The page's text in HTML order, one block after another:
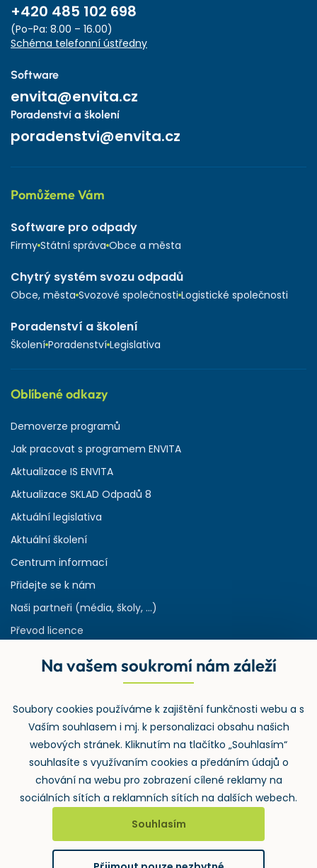
+420 485 102 698
(Po-Pa: 8.00 – 16.00)
Schéma telefonní ústředny
Software
envita@envita.cz
Poradenství a školení
poradenstvi@envita.cz
Pomůžeme Vám
Software pro odpady
Firmy Státní správa Obce a města
Chytrý systém svozu odpadů
Obce, města Svozové společnosti Logistické společnosti
Poradenství a školení
Školení Poradenství Legislativa
Oblíbené odkazy
Demoverze programů
Jak pracovat s programem ENVITA
Aktualizace IS ENVITA
Aktualizace SKLAD Odpadů 8
Aktuální legislativa
Aktuální školení
Centrum informací
Přidejte se k nám
Naši partneři (média, školy, ...)
Převod licence
Rejstřík používaných zkratek v odpadech
Zpětný odběr
Wolters Kluwer ČR, a.s., U nákladového nádraží 3265/10,
130 00 Praha 3 – Strašnice
Na vašem soukromí nám záleží
Soubory cookies používáme k zajištění funkčnosti webu a s
Vaším souhlasem i mj. k personalizaci obsahu našich
webových stránek. Kliknutím na tlačítko „Souhlasím“
souhlasíte s využívaním cookies a předáním údajů o
chování na webu pro zobrazení cílené reklamy na
sociálních sítích a reklamních sítích na dalších webech.
Souhlasím